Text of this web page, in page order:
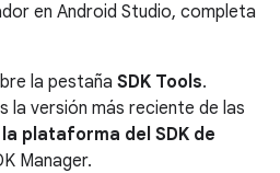
en Android Studio, completa
la pestaña SDK Tools.
la versión más reciente de las
plataforma del SDK de
Manager.